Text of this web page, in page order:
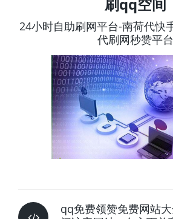
24小时自助刷网平台-南荷代快
代刷网秒赞平台
qq免费领赞免费网站